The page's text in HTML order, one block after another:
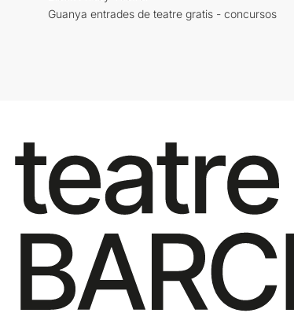
Guanya entrades de teatre gratis - concursos